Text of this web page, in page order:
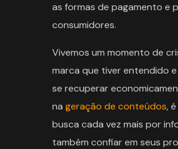
as formas de pagamento e
consumidores.
Vivemos um momento de
marca que tiver entendido
se recuperar
na geração de conteúdos,
busca cada vez mais por
também confiar em seus